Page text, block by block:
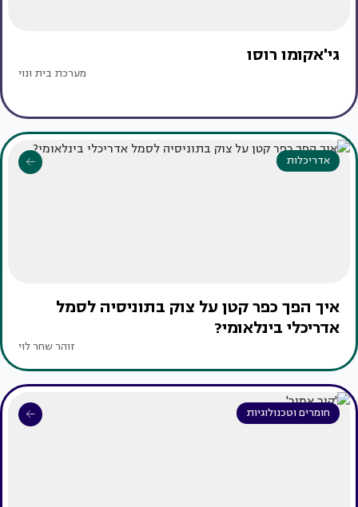
גי'אקומו רוסו
מערכת בית ונוי
אדריכלות
איך הפך כפר קטן על צוק בתוניסיה לסמל
אדריכלי בינלאומי?
זוהר שחר לוי
חומרים וטכנולוגיות